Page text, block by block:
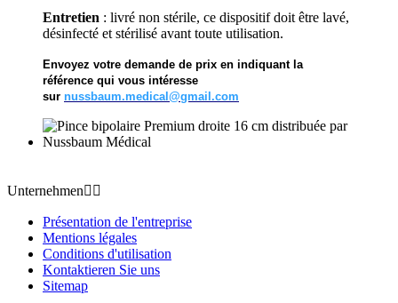
Entretien : livré non stérile, ce dispositif doit être lavé,
désinfecté et stérilisé avant toute utilisation.
Envoyez votre demande de prix en indiquant la
référence qui vous intéresse
sur nussbaum.medical@gmail.com
Unternehmen 
Présentation de l'entreprise
Mentions légales
Conditions d'utilisation
Kontaktieren Sie uns
Sitemap